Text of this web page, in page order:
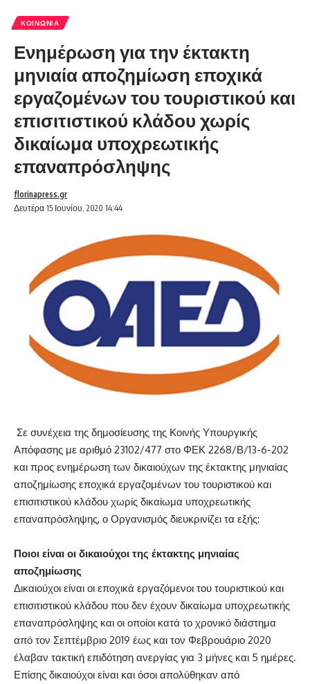
ΚΟΙΝΩΝΊΑ
Ενημέρωση για την έκτακτη
μηνιαία αποζημίωση εποχικά
εργαζομένων του τουριστικού και
επισιτιστικού κλάδου χωρίς
δικαίωμα υποχρεωτικής
επαναπρόσληψης
Δευτέρα 15 Ιουνίου, 2020 14:44
florinapress.gr
Σε συνέχεια της δημοσίευσης της Κοινής Υπουργικής
Απόφασης με αριθμό 23102/477 στο ΦΕΚ 2268/Β/13-6-202
και προς ενημέρωση των δικαιούχων της έκτακτης μηνιαίας
αποζημίωσης εποχικά εργαζομένων του τουριστικού και
επισιτιστικού κλάδου χωρίς δικαίωμα υποχρεωτικής
επαναπρόσληψης, ο Οργανισμός διευκρινίζει τα εξής:
Ποιοι είναι οι δικαιούχοι της έκτακτης μηνιαίας
αποζημίωσης
Δικαιούχοι είναι οι εποχικά εργαζόμενοι του τουριστικού και
επισιτιστικού κλάδου που δεν έχουν δικαίωμα υποχρεωτικής
επαναπρόσληψης και οι οποίοι κατά το χρονικό διάστημα
από τον Σεπτέμβριο 2019 έως και τον Φεβρουάριο 2020
έλαβαν τακτική επιδότηση ανεργίας για 3 μήνες και 5 ημέρες.
Επίσης δικαιούχοι είναι και όσοι απολύθηκαν από